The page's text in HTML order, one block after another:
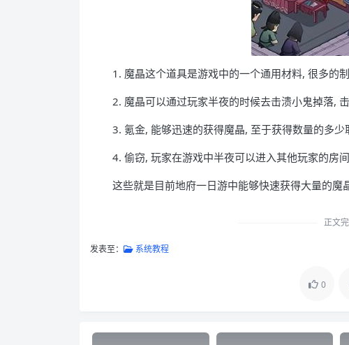
1. 魔晶这个道具是游戏中的一个通用材料, 很多的
2. 魔晶可以通过玩家半夜的时候去击溃小鬼掉落,
3. 氪金, 能够迅速的获得魔晶, 至于获得数量的多少
4. 偷窃, 玩家在游戏中半夜可以进入其他玩家的房
这些就是目前地府一日游中能够快速获得大量的魔
正文完
发表至： 系统教程
0